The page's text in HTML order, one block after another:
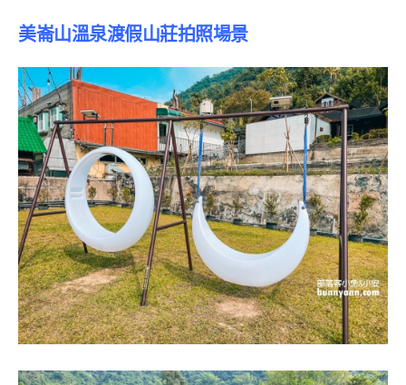
美崙山溫泉渡假山莊拍照場景